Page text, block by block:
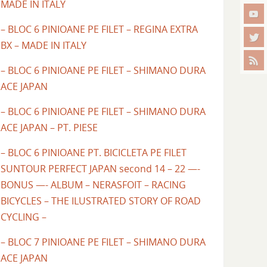
MADE IN ITALY
– BLOC 6 PINIOANE PE FILET – REGINA EXTRA
BX – MADE IN ITALY
– BLOC 6 PINIOANE PE FILET – SHIMANO DURA
ACE JAPAN
– BLOC 6 PINIOANE PE FILET – SHIMANO DURA
ACE JAPAN – PT. PIESE
– BLOC 6 PINIOANE PT. BICICLETA PE FILET
SUNTOUR PERFECT JAPAN second 14 – 22 —-
BONUS —- ALBUM – NERASFOIT – RACING
BICYCLES – THE ILUSTRATED STORY OF ROAD
CYCLING –
– BLOC 7 PINIOANE PE FILET – SHIMANO DURA
ACE JAPAN